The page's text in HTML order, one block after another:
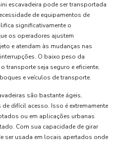
escavadeira pode ser transportada
de equipamentos de
significativamente o
os operadores ajustem
e atendam às mudanças nas
O baixo peso da
transporte seja seguro e eficiente,
e veículos de transporte.
são bastante ágeis,
difícil acesso. Isso é extremamente
ou em aplicações urbanas
Com sua capacidade de girar
ser usada em locais apertados onde